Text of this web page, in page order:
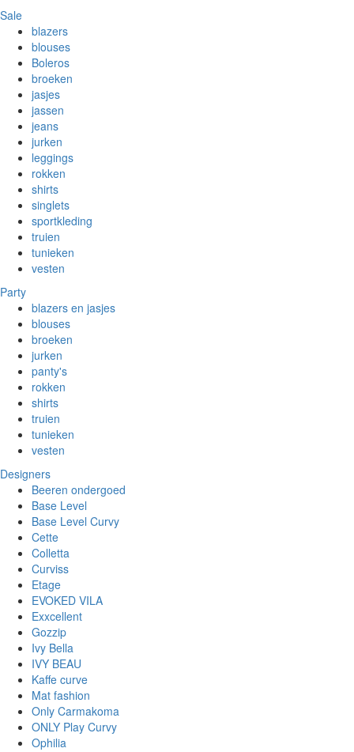
Sale
blazers
blouses
Boleros
broeken
jasjes
jassen
jeans
jurken
leggings
rokken
shirts
singlets
sportkleding
truien
tunieken
vesten
Party
blazers en jasjes
blouses
broeken
jurken
panty's
rokken
shirts
truien
tunieken
vesten
Designers
Beeren ondergoed
Base Level
Base Level Curvy
Cette
Colletta
Curviss
Etage
EVOKED VILA
Exxcellent
Gozzip
Ivy Bella
IVY BEAU
Kaffe curve
Mat fashion
Only Carmakoma
ONLY Play Curvy
Ophilia